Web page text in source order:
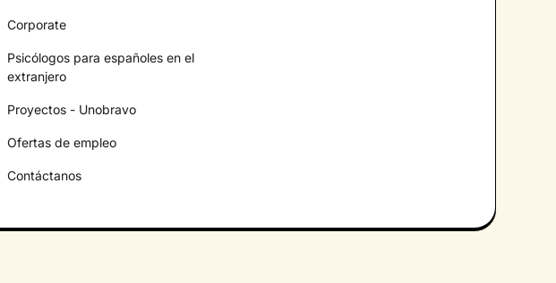
Corporate
Psicólogos para españoles en el
extranjero
Proyectos - Unobravo
Ofertas de empleo
Contáctanos